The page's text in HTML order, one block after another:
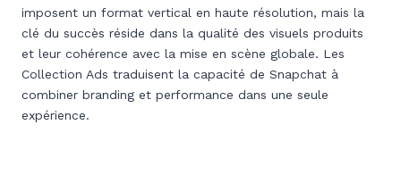
imposent un format vertical en haute résolution, mais la
clé du succès réside dans la qualité des visuels produits
et leur cohérence avec la mise en scène globale. Les
Collection Ads traduisent la capacité de Snapchat à
combiner branding et performance dans une seule
expérience.